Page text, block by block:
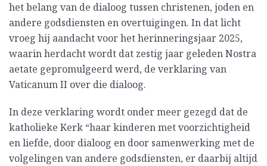
het belang van de dialoog tussen christenen, joden en
andere godsdiensten en overtuigingen. In dat licht
vroeg hij aandacht voor het herinneringsjaar 2025,
waarin herdacht wordt dat zestig jaar geleden Nostra
aetate gepromulgeerd werd, de verklaring van
Vaticanum II over die dialoog.
In deze verklaring wordt onder meer gezegd dat de
katholieke Kerk “haar kinderen met voorzichtigheid
en liefde, door dialoog en door samenwerking met de
volgelingen van andere godsdiensten, er daarbij altijd